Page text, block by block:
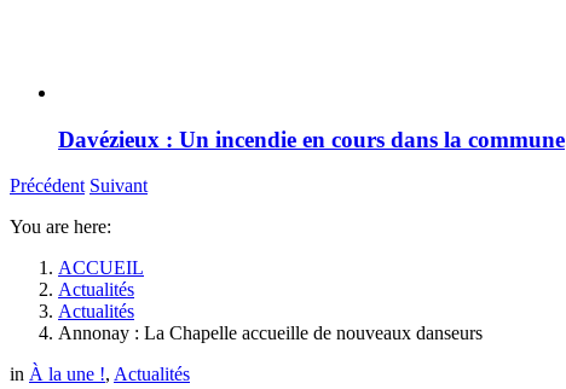
Davézieux : Un incendie en cours dans la commune
Précédent Suivant
You are here:
ACCUEIL
Actualités
Actualités
Annonay : La Chapelle accueille de nouveaux danseurs
in À la une !, Actualités